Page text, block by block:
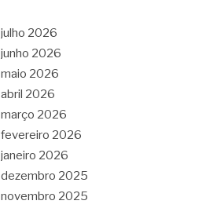
julho 2026
junho 2026
maio 2026
abril 2026
março 2026
fevereiro 2026
janeiro 2026
dezembro 2025
novembro 2025